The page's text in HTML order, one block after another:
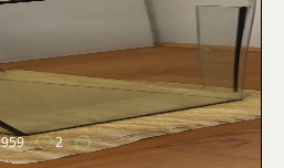
Bild
959 2